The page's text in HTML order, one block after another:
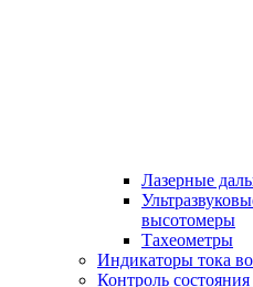
Лазерные
высотомеры
Тахеометры
Индикаторы тока
Контроль состояния